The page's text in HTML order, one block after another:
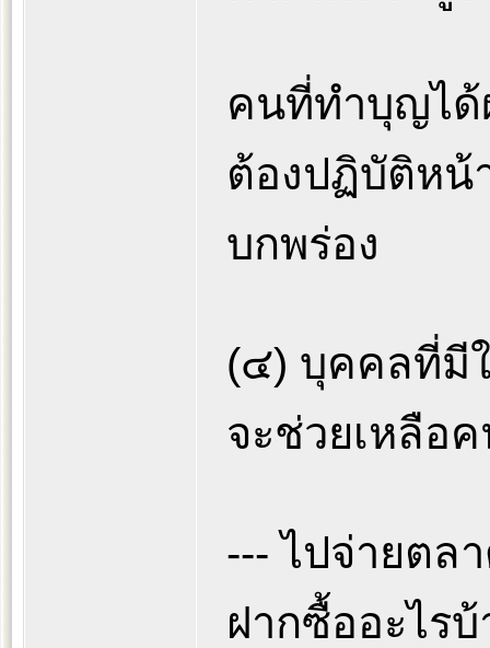
คนที่ทำบุญได้
ต้องปฏิบัติหน้
บกพร่อง
(๔) บุคคลที่มี
จะช่วยเหลือ
--- ไปจ่ายตล
ฝากซื้ออะไร